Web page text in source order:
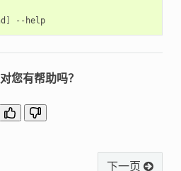
] --help
您有帮助吗？
下一页